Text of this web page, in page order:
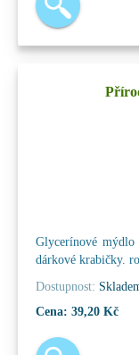
Glycerínové
dárkové krabičky.
Dostupnost:
Cena: 39,20 Kč